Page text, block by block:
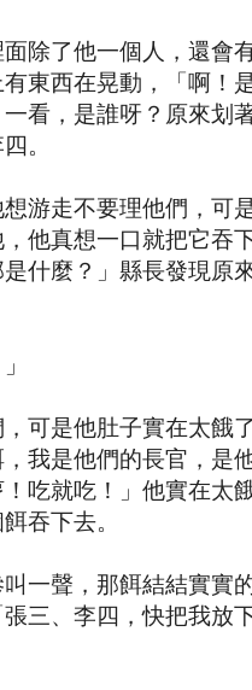
面除了他一個人，還會
東西在晃動，「啊！
看，是誰呀？原來划
。
想游走不要理他們，可
他真想一口就把它吞
什麼？」縣長發現原
可是他肚子實在太餓
我是他們的長官，是
吃就吃！」他實在太
吞下去。
叫一聲，那餌結結實實
三、李四，快把我放